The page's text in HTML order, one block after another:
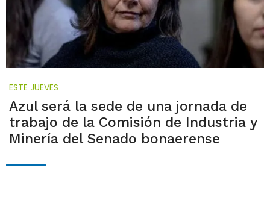
ESTE JUEVES
Azul será la sede de una jornada de
trabajo de la Comisión de Industria y
Minería del Senado bonaerense